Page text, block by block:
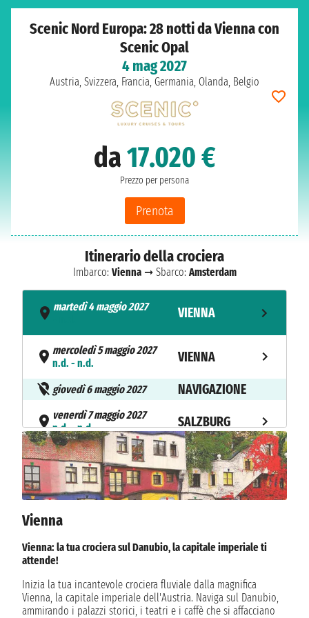
Scenic Nord Europa: 28 notti da Vienna con
Scenic Opal
4 mag 2027
Austria, Svizzera, Francia, Germania, Olanda, Belgio
da17.020 €
Prezzo per persona
Prenota
Itinerario della crociera
Imbarco: Vienna➞ Sbarco: Amsterdam
martedì 4 maggio 2027
VIENNA
mercoledì 5 maggio 2027
n.d. - n.d.
VIENNA
giovedì 6 maggio 2027 NAVIGAZIONE
venerdì 7 maggio 2027
n.d. - n.d.
SALZBURG
sabato 8 maggio 2027
n.d. - n.d.
SCHWANGAU
domenica 9 maggio 2027
n.d. - n.d.
lunedì 10 maggio 2027 NAVIGAZIONE
martedì 11 maggio 2027
n.d. - n.d.
mercoledì 12 maggio 2027
Vienna
Vienna: la tua crociera sul Danubio, la capitale imperiale ti
attende!
Inizia la tua incantevole crociera fluviale dalla magnifica
Vienna, la capitale imperiale dell'Austria. Naviga sul Danubio,
ammirando i palazzi storici, i teatri e i caffè che si affacciano